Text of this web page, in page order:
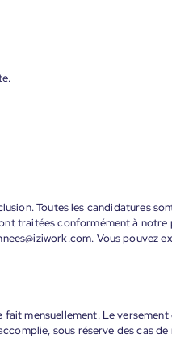
Toutes les candidatures
traitées conformément à
Vous pouvez
mensuellement. Le
sous réserve des cas